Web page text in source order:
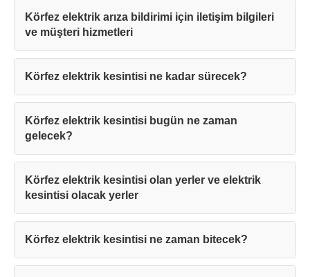
Körfez elektrik arıza bildirimi için iletişim bilgileri
ve müşteri hizmetleri
Körfez elektrik kesintisi ne kadar sürecek?
Körfez elektrik kesintisi bugün ne zaman
gelecek?
Körfez elektrik kesintisi olan yerler ve elektrik
kesintisi olacak yerler
Körfez elektrik kesintisi ne zaman bitecek?